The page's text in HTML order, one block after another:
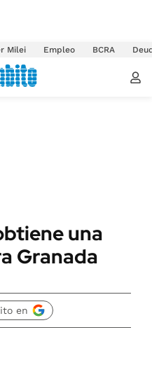
Milei Empleo BCRA
una
Granada
en